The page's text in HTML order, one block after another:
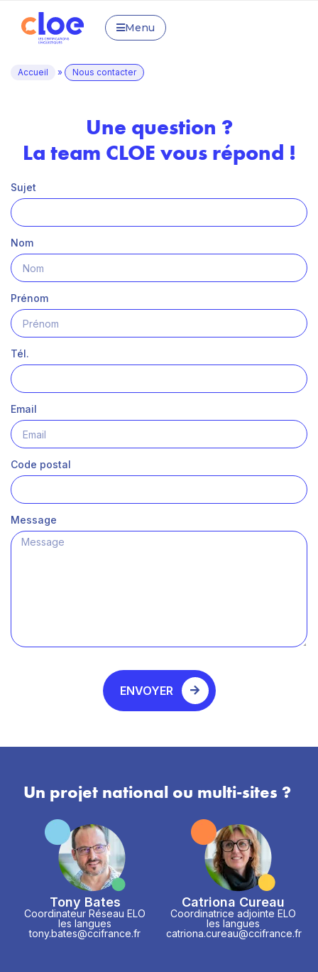
Menu
Accueil » Nous contacter
Une question ?
La team CLOE vous répond !
Sujet
Nom
Prénom
Tél.
Email
Code postal
Message
ENVOYER
Un projet national ou multi-sites ?
Tony Bates
Coordinateur Réseau ELO
les langues
tony.bates@ccifrance.fr
Catriona Cureau
Coordinatrice adjointe ELO
les langues
catriona.cureau@ccifrance.fr